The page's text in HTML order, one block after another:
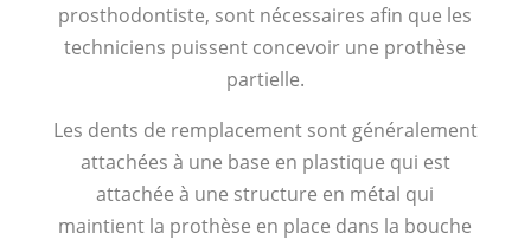
prosthodontiste, sont nécessaires afin que les
techniciens puissent concevoir une prothèse
partielle.
Les dents de remplacement sont généralement
attachées à une base en plastique qui est
attachée à une structure en métal qui
maintient la prothèse en place dans la bouche